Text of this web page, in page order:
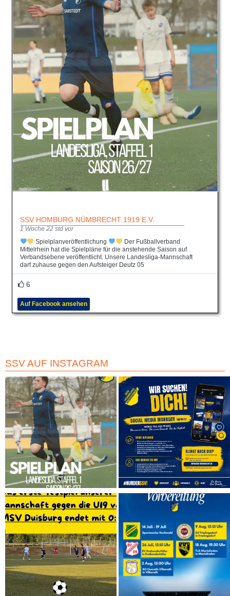
SSV HOMBURG NÜMBRECHT 1919 E.V.
1 Woche 22 std vor
Spielplanveröffentlichung
Der Fußballverband
Mittelrhein hat die Spielpläne für die anstehende Saison auf
Verbandsebene veröffentlicht. Unsere Landesliga-Mannschaft
darf zuhause gegen den Aufsteiger Deutz 05
6
Auf Facebook ansehen
SSV AUF INSTAGRAM